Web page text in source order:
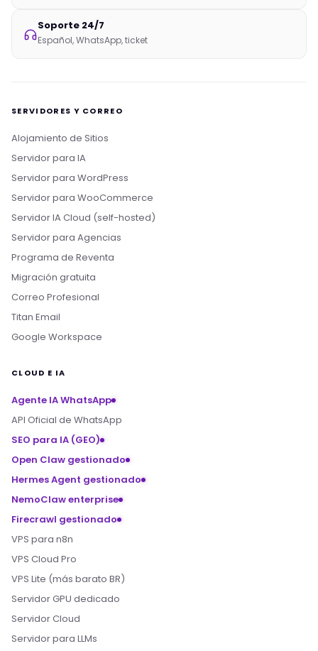
Soporte 24/7
Español, WhatsApp, ticket
SERVIDORES Y CORREO
Alojamiento de Sitios
Servidor para IA
Servidor para WordPress
Servidor para WooCommerce
Servidor IA Cloud (self-hosted)
Servidor para Agencias
Programa de Reventa
Migración gratuita
Correo Profesional
Titan Email
Google Workspace
CLOUD E IA
Agente IA WhatsApp
API Oficial de WhatsApp
SEO para IA (GEO)
Open Claw gestionado
Hermes Agent gestionado
NemoClaw enterprise
Firecrawl gestionado
VPS para n8n
VPS Cloud Pro
VPS Lite (más barato BR)
Servidor GPU dedicado
Servidor Cloud
Servidor para LLMs